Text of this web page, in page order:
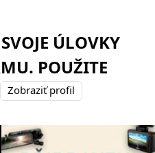
ÚLOVKY
POUŽITE
Zobraziť profil